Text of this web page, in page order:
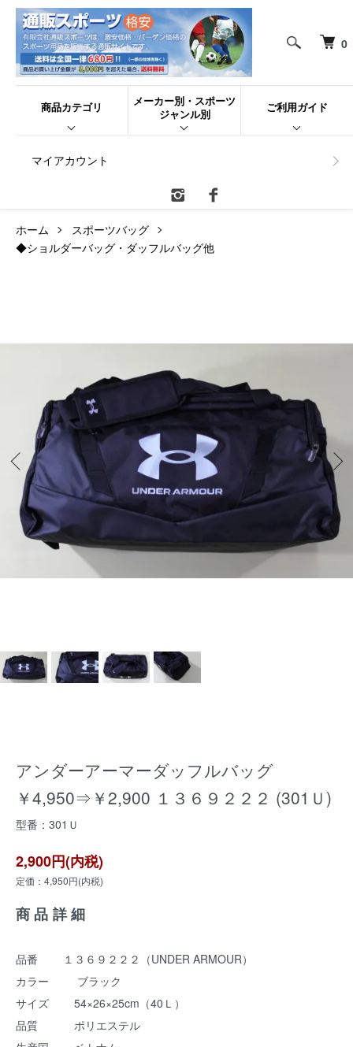
0
商品カテゴリ
メーカー別・スポーツ
ジャンル別
ご利用ガイド
マイアカウント
ホーム
スポーツバッグ
◆ショルダーバッグ・ダッフルバッグ他
アンダーアーマーダッフルバッグ
￥4,950⇒￥2,900 １３６９２２２ (301Ｕ)
型番：301Ｕ
2,900円(内税)
定価：4,950円(内税)
商品詳細
品番 １３６９２２２（UNDER ARMOUR）
カラー ブラック
サイズ 54×26×25cm（40Ｌ）
品質 ポリエステル